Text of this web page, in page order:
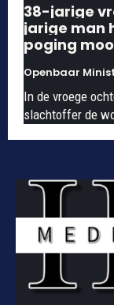
38-jarige
jarige man
poging
Openbaar
In de vroege
slachtoffer de